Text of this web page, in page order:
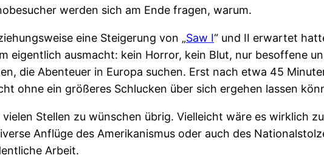
werden sich am Ende fragen, warum.
eine Steigerung von „Saw I“ und II erwartet
eigentlich ausmacht: kein Horror, kein Blut, nur besoffene
die Abenteuer in Europa suchen. Erst nach etwa 45
ohne ein größeres Schlucken über sich ergehen lassen
Stellen zu wünschen übrig. Vielleicht wäre es wirklich
Anflüge des Amerikanismus oder auch des
Arbeit.